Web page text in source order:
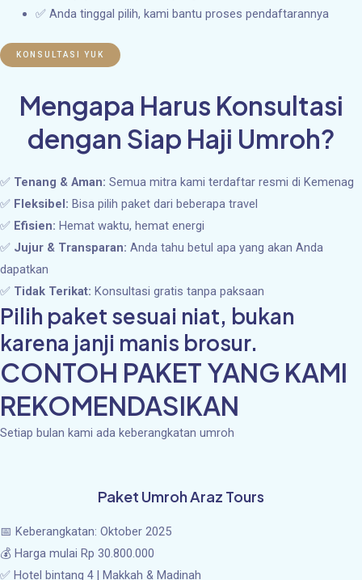
✅ Anda tinggal pilih, kami bantu proses pendaftarannya
KONSULTASI YUK
Mengapa Harus Konsultasi
dengan Siap Haji Umroh?
✅ Tenang & Aman: Semua mitra kami terdaftar resmi di Kemenag
✅ Fleksibel: Bisa pilih paket dari beberapa travel
✅ Efisien: Hemat waktu, hemat energi
✅ Jujur & Transparan: Anda tahu betul apa yang akan Anda
dapatkan
✅ Tidak Terikat: Konsultasi gratis tanpa paksaan
Pilih paket sesuai niat, bukan
karena janji manis brosur.
CONTOH PAKET YANG KAMI
REKOMENDASIKAN
Setiap bulan kami ada keberangkatan umroh
Paket Umroh Araz Tours
📅 Keberangkatan: Oktober 2025
💰 Harga mulai Rp 30.800.000
✅ Hotel bintang 4 | Makkah & Madinah